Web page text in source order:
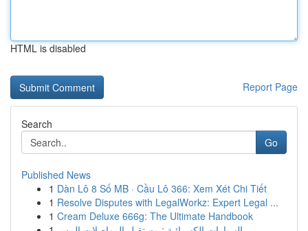
HTML is disabled
Report Page
Search
Go
Published News
1 Dàn Lô 8 Số MB · Cầu Lô 366: Xem Xét Chi Tiết
1 Resolve Disputes with LegalWorkz: Expert Legal ...
1 Cream Deluxe 666g: The Ultimate Handbook